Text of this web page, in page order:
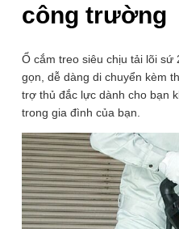
công trường
Ổ cắm treo siêu chịu tải lõi
gọn, dễ dàng di chuyển kèm
trợ thủ đắc lực dành cho bạn
trong gia đình của bạn.